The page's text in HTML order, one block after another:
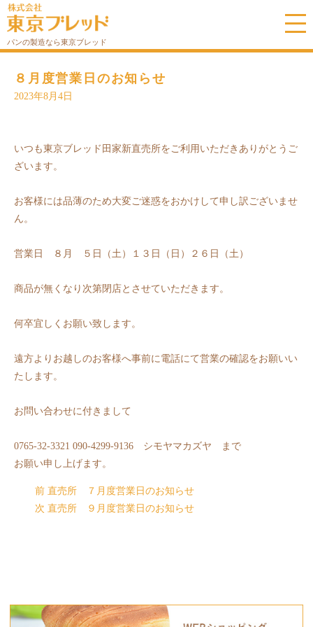
パンの製造なら東京ブレッド
８月度営業日のお知らせ
2023年8月4日
いつも東京ブレッド田家新直売所をご利用いただきありがとうご
ざいます。
お客様には品薄のため大変ご迷惑をおかけして申し訳ございませ
ん。
営業日 ８月 ５日（土）１３日（日）２６日（土）
商品が無くなり次第閉店とさせていただきます。
何卒宜しくお願い致します。
遠方よりお越しのお客様へ事前に電話にて営業の確認をお願いい
たします。
お問い合わせに付きまして
0765-32-3321 090-4299-9136 シモヤマカズヤ まで
お願い申し上げます。
前 直売所 ７月度営業日のお知らせ
次 直売所 ９月度営業日のお知らせ